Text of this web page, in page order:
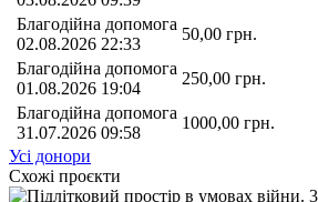
Благодійна допомога
02.08.2026 22:33
50,00 грн.
Благодійна допомога
01.08.2026 19:04
250,00 грн.
Благодійна допомога
31.07.2026 09:58
1000,00 грн.
Усі донори
Схожі проєкти